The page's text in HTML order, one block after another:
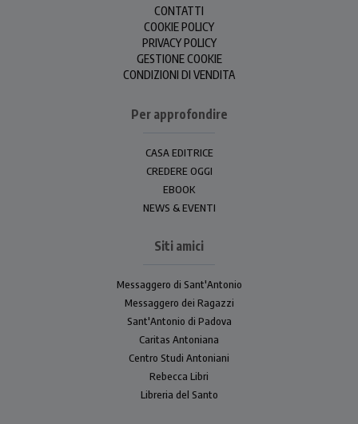
CONTATTI
COOKIE POLICY
PRIVACY POLICY
GESTIONE COOKIE
CONDIZIONI DI VENDITA
Per approfondire
CASA EDITRICE
CREDERE OGGI
EBOOK
NEWS & EVENTI
Siti amici
Messaggero di Sant'Antonio
Messaggero dei Ragazzi
Sant'Antonio di Padova
Caritas Antoniana
Centro Studi Antoniani
Rebecca Libri
Libreria del Santo